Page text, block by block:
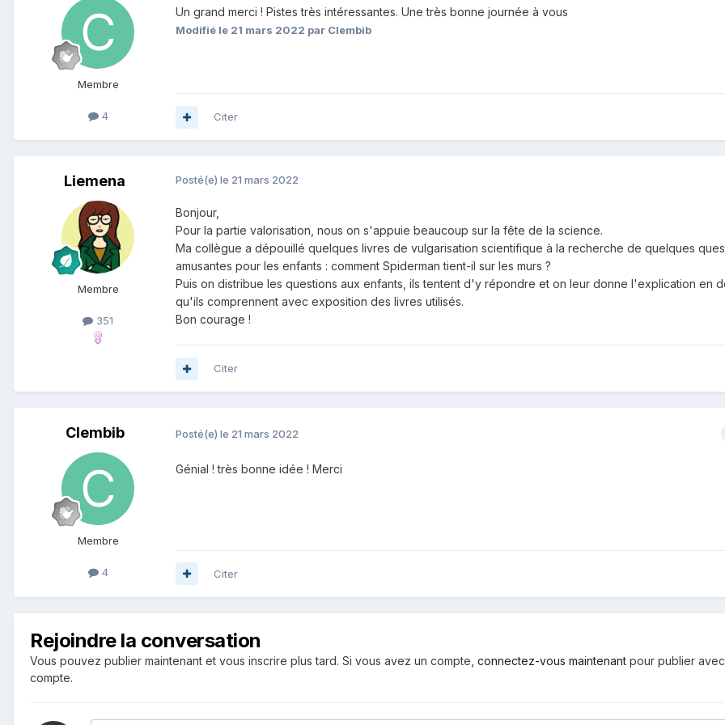
Membre
4
Un grand merci ! Pistes très intéressantes. Une très bonne journée à vous
Modifié le 21 mars 2022 par Clembib
Citer
Liemena
Membre
351
Posté(e) le 21 mars 2022
Bonjour,
Pour la partie valorisation, nous on s'appuie beaucoup sur la fête de la science.
Ma collègue a dépouillé quelques livres de vulgarisation scientifique à la recherche de quelques
amusantes pour les enfants : comment Spiderman tient-il sur les murs ?
Puis on distribue les questions aux enfants, ils tentent d'y répondre et on leur donne l'explication en
qu'ils comprennent avec exposition des livres utilisés.
Bon courage !
Citer
Clembib
Membre
4
Posté(e) le 21 mars 2022
Génial ! très bonne idée ! Merci
Citer
Rejoindre la conversation
Vous pouvez publier maintenant et vous inscrire plus tard. Si vous avez un compte, connectez-vous maintenant pour publier
compte.